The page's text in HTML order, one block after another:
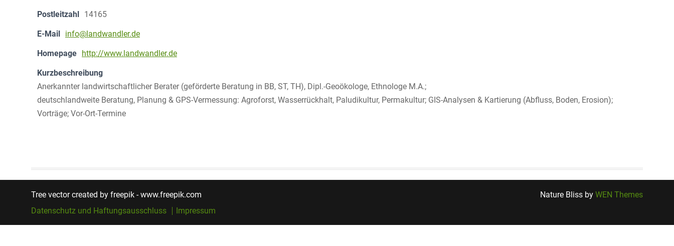
Postleitzahl 14165
E-Mail info@landwandler.de
Homepage http://www.landwandler.de
Kurzbeschreibung
Anerkannter landwirtschaftlicher Berater (geförderte Beratung in BB, ST, TH), Dipl.-Geoökologe, Ethnologe M.A.;
deutschlandweite Beratung, Planung & GPS-Vermessung: Agroforst, Wasserrückhalt, Paludikultur, Permakultur; GIS-Analysen & Kartierung (Abfluss, Boden, Erosion);
Vorträge; Vor-Ort-Termine
Tree vector created by freepik - www.freepik.com
Datenschutz und Haftungsausschluss
Impressum
Nature Bliss by WEN Themes